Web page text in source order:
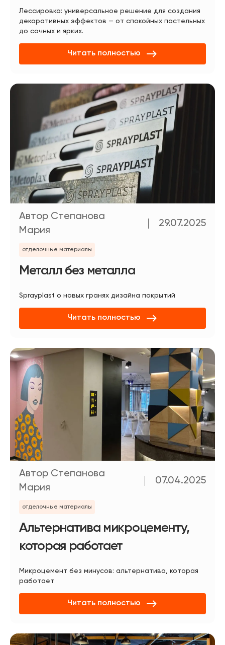
Лессировка: универсальное решение для создания
декоративных эффектов — от спокойных пастельных
до сочных и ярких.
Читать полностью
Автор Степанова
Мария
29.07.2025
отделочные материалы
Металл без металла
Sprayplast о новых гранях дизайна покрытий
Читать полностью
Автор Степанова
Мария
07.04.2025
отделочные материалы
Альтернатива микроцементу,
которая работает
Микроцемент без минусов: альтернатива, которая
работает
Читать полностью